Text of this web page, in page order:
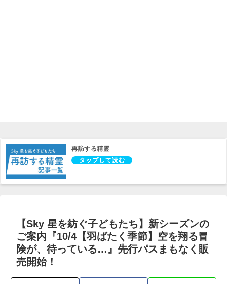
再訪する精霊
【Sky 星を紡ぐ子どもたち】新シーズンの
ご案内『10/4【羽ばたく季節】空を翔る冒
険が、待っている…』先行パスまもなく販
売開始！